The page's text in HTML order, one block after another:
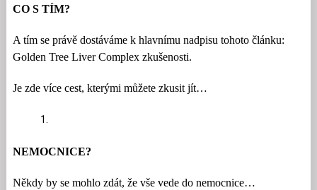
CO S TÍM?
A tím se právě dostáváme k hlavnímu nadpisu tohoto článku:
Golden Tree Liver Complex zkušenosti.
Je zde více cest, kterými můžete zkusit jít…
NEMOCNICE?
Někdy by se mohlo zdát, že vše vede do nemocnice…